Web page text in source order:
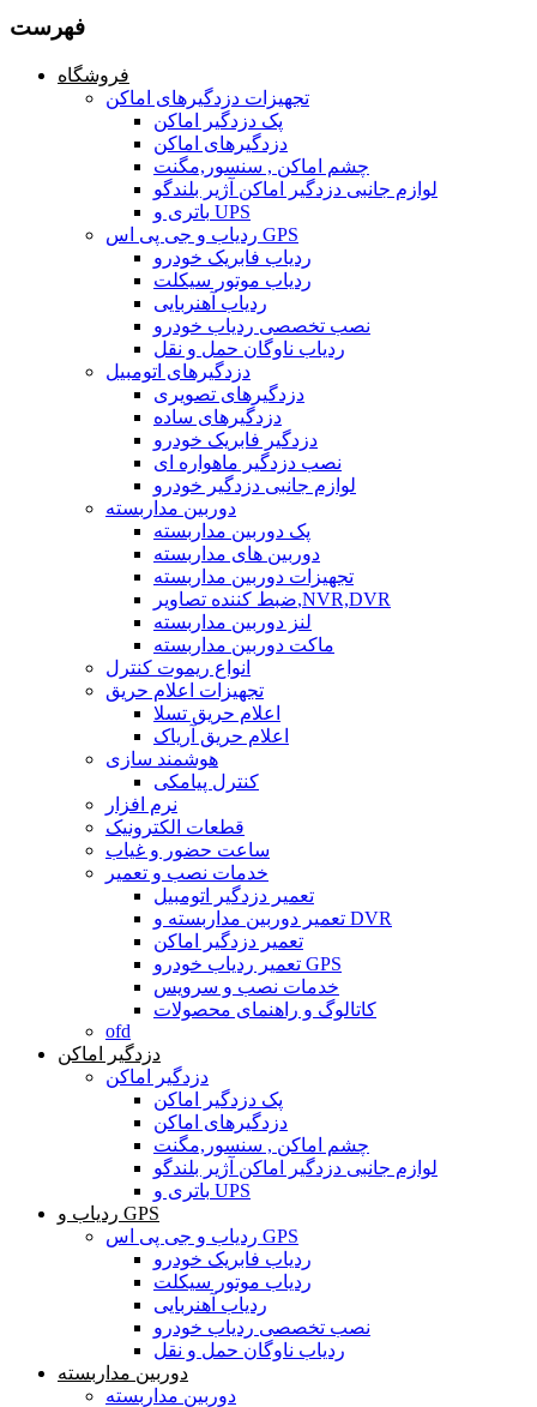
فهرست
فروشگاه
تجهیزات دزدگیرهای اماکن
پک دزدگیر اماکن
دزدگیرهای اماکن
چشم اماکن , سنسور,مگنت
لوازم جانبی دزدگیر اماکن آژیر بلندگو
باتری و UPS
ردیاب و جی پی اس GPS
ردیاب فابریک خودرو
ردیاب موتور سیکلت
ردیاب آهنربایی
نصب تخصصی ردیاب خودرو
ردیاب ناوگان حمل و نقل
دزدگیرهای اتومبیل
دزدگیرهای تصویری
دزدگیرهای ساده
دزدگیر فابریک خودرو
نصب دزدگیر ماهواره ای
لوازم جانبی دزدگیر خودرو
دوربین مداربسته
پک دوربین مداربسته
دوربین های مداربسته
تجهیزات دوربین مداربسته
ضبط کننده تصاویر,NVR,DVR
لنز دوربین مداربسته
ماکت دوربین مداربسته
انواع ریموت کنترل
تجهیزات اعلام حریق
اعلام حریق تسلا
اعلام حریق آریاک
هوشمند سازی
کنترل پیامکی
نرم افزار
قطعات الکترونیک
ساعت حضور و غیاب
خدمات نصب و تعمیر
تعمیر دزدگیر اتومبیل
تعمیر دوربین مداربسته و DVR
تعمیر دزدگیر اماکن
تعمیر ردیاب خودرو GPS
خدمات نصب و سرویس
کاتالوگ و راهنمای محصولات
ofd
دزدگیر اماکن
دزدگیر اماکن
پک دزدگیر اماکن
دزدگیرهای اماکن
چشم اماکن , سنسور,مگنت
لوازم جانبی دزدگیر اماکن آژیر بلندگو
باتری و UPS
ردیاب و GPS
ردیاب و جی پی اس GPS
ردیاب فابریک خودرو
ردیاب موتور سیکلت
ردیاب آهنربایی
نصب تخصصی ردیاب خودرو
ردیاب ناوگان حمل و نقل
دوربین مداربسته
دوربین مداربسته